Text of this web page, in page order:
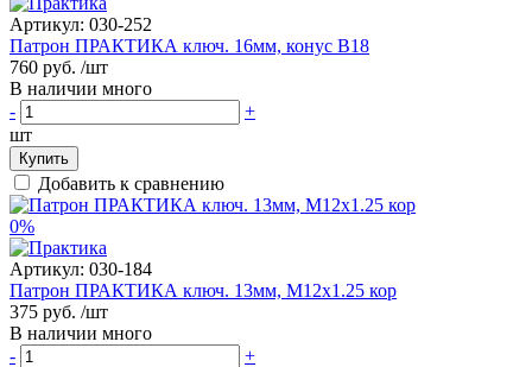
Артикул: 030-252
Патрон ПРАКТИКА ключ. 16мм, конус В18
760 руб. /шт
В наличии много
-
+
шт
Купить
Добавить к сравнению
0%
Артикул: 030-184
Патрон ПРАКТИКА ключ. 13мм, М12х1.25 кор
375 руб. /шт
В наличии много
-
+